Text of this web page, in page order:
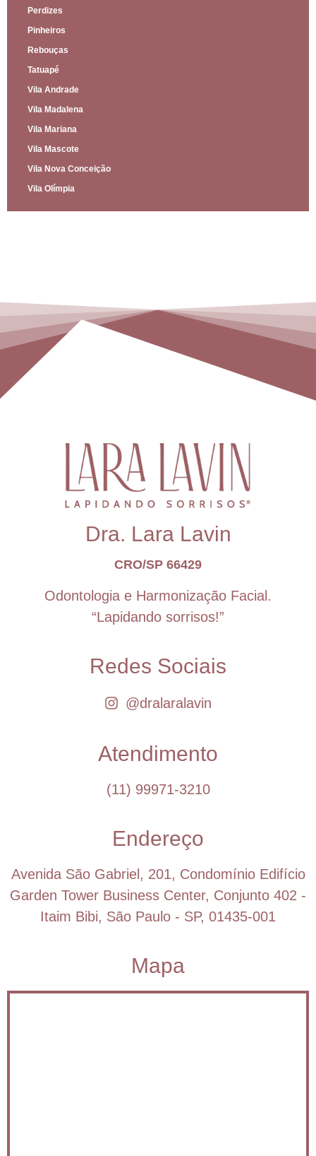
Perdizes
Pinheiros
Rebouças
Tatuapé
Vila Andrade
Vila Madalena
Vila Mariana
Vila Mascote
Vila Nova Conceição
Vila Olímpia
Dra. Lara Lavin
CRO/SP 66429
Odontologia e Harmonização Facial.
“Lapidando sorrisos!”
Redes Sociais
@dralaralavin
Atendimento
(11) 99971-3210
Endereço
Avenida São Gabriel, 201, Condomínio Edifício
Garden Tower Business Center, Conjunto 402 -
Itaim Bibi, São Paulo - SP, 01435-001
Mapa